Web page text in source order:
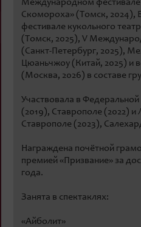
Международном фестивале
Скомороха» (Томск,
фестивале кукольного
(Томск, 2025), V
(Санкт-Петербург, 2025),
Цюаньчжоу (Китай, 2025) и
(Москва, 2026) в составе
Участвовала в
(2019), Ставрополе (2022) и
Ставрополе (2023),
Награждена почётной
премией «Призвание» за
года.
Занята в спектаклях:
«Айболит»